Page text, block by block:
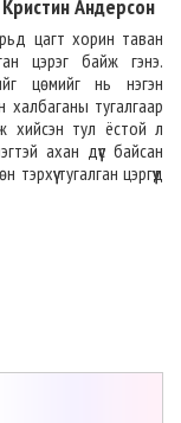
Андерсон
цагт хорин таван
цэрэг байж гэнэ.
цөмийг нь нэгэн
халбаганы тугалгаар
хийсэн тул ёстой л
ахан дүүс байсан
тугалган цэргүүд